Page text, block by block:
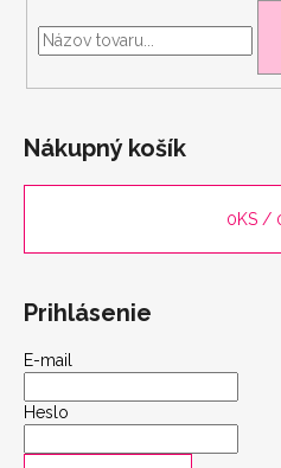
Nákupný košík
0KS /
Prihlásenie
E-mail
Heslo